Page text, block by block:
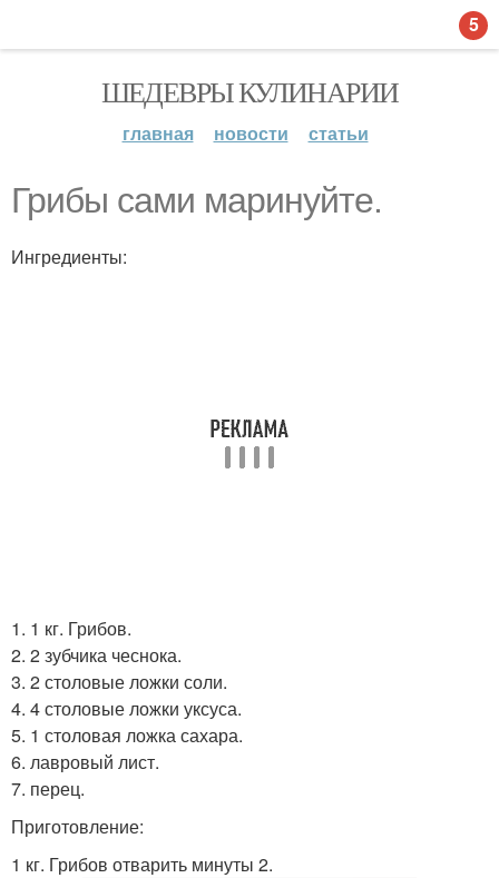
ШЕДЕВРЫ КУЛИНАРИИ
главная новости статьи
Грибы сами маринуйте.
Ингредиенты:
1. 1 кг. Грибов.
2. 2 зубчика чеснока.
3. 2 столовые ложки соли.
4. 4 столовые ложки уксуса.
5. 1 столовая ложка сахара.
6. лавровый лист.
7. перец.
Приготовление:
1 кг. Грибов отварить минуты 2.
5